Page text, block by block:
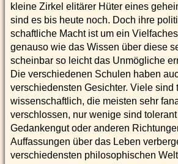
kleine Zirkel elitärer Hüter eines
sind es bis heute noch. Doch ihre
schaftliche Macht ist um ein
genauso wie das Wissen über diese
scheinbar so leicht das Unmögliche
Die verschiedenen Schulen haben
verschiedensten Gesichter. Viele sind
wissenschaftlich, die meisten sehr
verschlossen, nur wenige sind
Gedankengut oder anderen
Auffassungen über das Leben
verschiedensten philosophischen